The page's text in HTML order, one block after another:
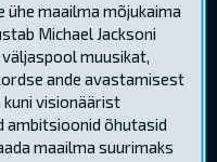
ühe maailma mõjukaima
Michael Jacksoni
muusikat,
ande avastamisest
kuni visionäärist
ambitsioonid õhutasid
maailma suurimaks